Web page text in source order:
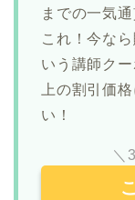
までの一気
これ！今な
いう講師ク
上の割引価
い！
＼